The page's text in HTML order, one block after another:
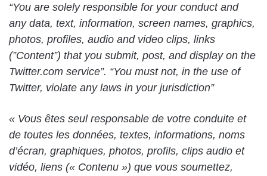
“You are solely responsible for your conduct and
any data, text, information, screen names, graphics,
photos, profiles, audio and video clips, links
(”Content”) that you submit, post, and display on the
Twitter.com service”. “You must not, in the use of
Twitter, violate any laws in your jurisdiction”
« Vous êtes seul responsable de votre conduite et
de toutes les données, textes, informations, noms
d’écran, graphiques, photos, profils, clips audio et
vidéo, liens (« Contenu ») que vous soumettez,